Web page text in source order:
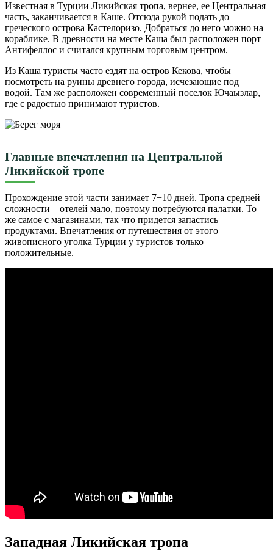
Известная в Турции Ликийская тропа, вернее, ее Центральная
часть, заканчивается в Каше. Отсюда рукой подать до
греческого острова Кастелоризо. Добраться до него можно на
кораблике. В древности на месте Каша был расположен порт
Антифеллос и считался крупным торговым центром.
Из Каша туристы часто ездят на остров Кекова, чтобы
посмотреть на руины древнего города, исчезающие под
водой. Там же расположен современный поселок Ючаызлар,
где с радостью принимают туристов.
Главные впечатления на Центральной
Ликийской тропе
Прохождение этой части занимает 7−10 дней. Тропа средней
сложности – отелей мало, поэтому потребуются палатки. То
же самое с магазинами, так что придется запастись
продуктами. Впечатления от путешествия от этого
живописного уголка Турции у туристов только
положительные.
Западная Ликийская тропа